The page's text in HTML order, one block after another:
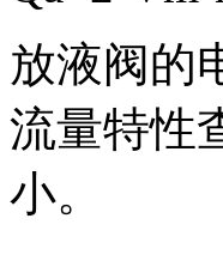
放液阀的
流量特性
小。